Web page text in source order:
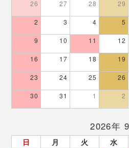
26 27 28 29
2 3 4 5
9 10 11 12
16 17 18 19
23 24 25 26
30 31 1 2
2026年
日 月 火 水